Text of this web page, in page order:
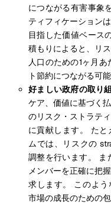
につながる有害事象
ティフィケーション
目指した価値ベース
積もりによると、リ
人口のための1ヶ月
ト節約につながる可
好ましい政府の取り
ケア、価値に基づく
のリスク・ストラテ
に貢献します。 たと
ムでは、リスクの
調整を行います。 ま
メンバーを正確に把
求します。 このよ
市場の成長のための